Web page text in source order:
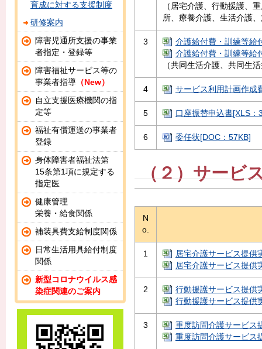
（居宅介護、行動援護、
所、療養介護、生活介護
3
介護給付費・訓練等給
介護給付費・訓練等給
（共同生活介護、共同生
4 サービス利用計画作成
5 口座振替申込書[XLS：
6 委任状[DOC：57KB]
（２）サービ
N
o.
1
居宅介護サービス提供
居宅介護サービス提供
2
行動援護サービス提供
行動援護サービス提供
3
重度訪問介護サービス
重度訪問介護サービス
育成に対する支援制度
研修案内
障害児通所支援の事業
者指定・登録等
障害福祉サービス等の
事業者指導 （New）
自立支援医療機関の指
定等
福祉有償運送の事業者
登録
身体障害者福祉法第
15条第1項に規定する
指定医
健康管理
栄養・給食関係
補装具費支給制度関係
日常生活用具給付制度
関係
新型コロナウイルス感
染症関連のご案内